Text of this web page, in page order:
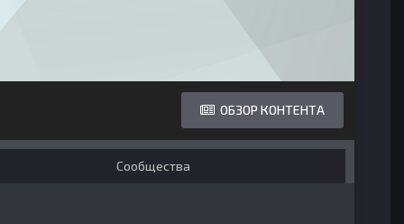
ОБЗОР КОНТЕНТА
Сообщества